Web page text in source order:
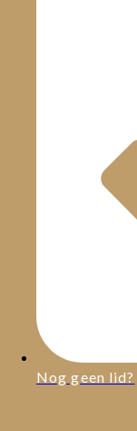
Nog geen lid?